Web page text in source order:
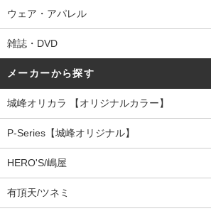
ウェア・アパレル
雑誌・DVD
メーカーから探す
城峰オリカラ 【オリジナルカラー】
P-Series【城峰オリジナル】
HERO'S/嶋屋
有頂天/ツネミ